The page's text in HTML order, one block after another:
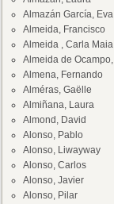
Almazán García,
Almeida, Francisco
Almeida , Carla
Almeida de
Almena, Fernando
Alméras, Gaëlle
Almiñana, Laura
Almond, David
Alonso, Pablo
Alonso, Liwayway
Alonso, Carlos
Alonso, Javier
Alonso, Pilar